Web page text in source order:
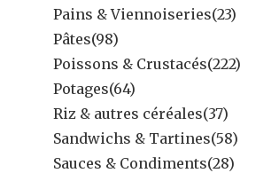
Pains & Viennoiseries(23)
Pâtes(98)
Poissons & Crustacés(222)
Potages(64)
Riz & autres céréales(37)
Sandwichs & Tartines(58)
Sauces & Condiments(28)